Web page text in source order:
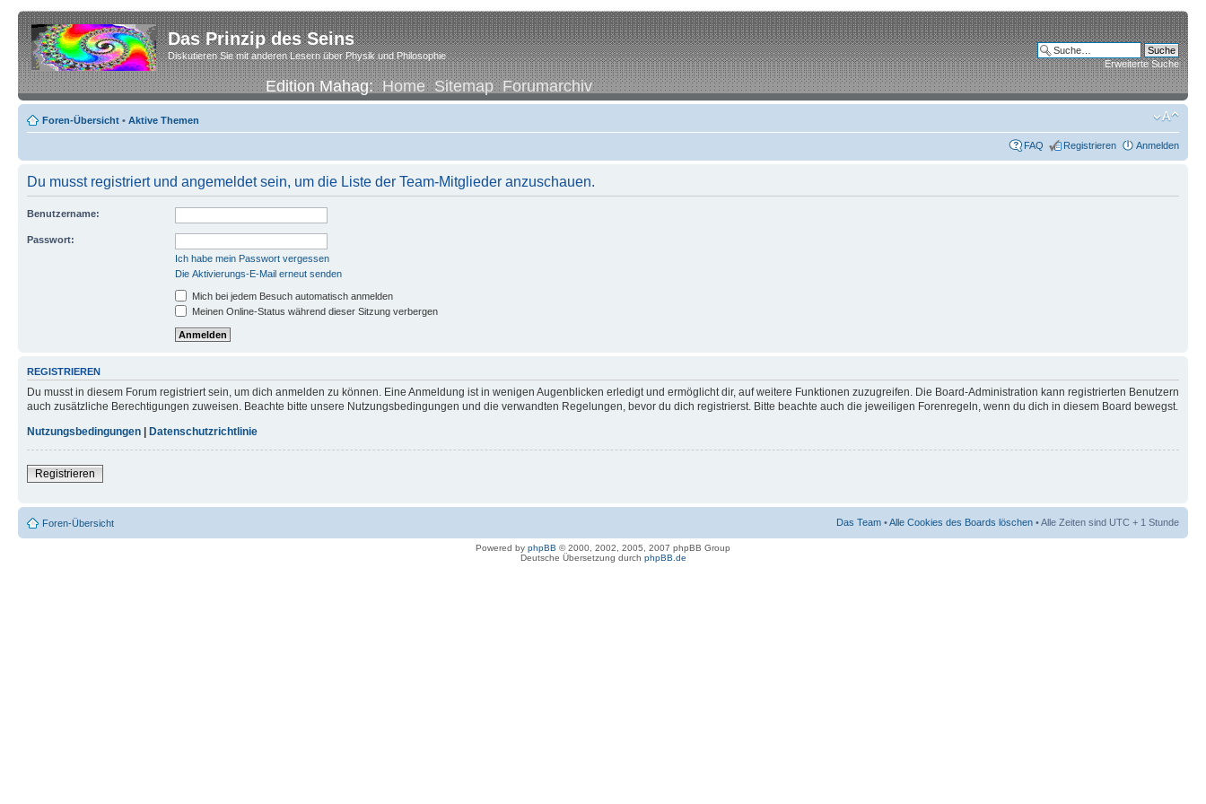
Das Prinzip des Seins
Diskutieren Sie mit anderen Lesern über Physik und Philosophie
Edition Mahag:Home Sitemap Forumarchiv
Erweiterte Suche
Foren-Übersicht • Aktive Themen
FAQ Registrieren Anmelden
Du musst registriert und angemeldet sein, um die Liste der Team-Mitglieder anzuschauen.
Benutzername:
Passwort:
Ich habe mein Passwort vergessen
Die Aktivierungs-E-Mail erneut senden
Mich bei jedem Besuch automatisch anmelden
Meinen Online-Status während dieser Sitzung verbergen
REGISTRIEREN
Du musst in diesem Forum registriert sein, um dich anmelden zu können. Eine Anmeldung ist in wenigen Augenblicken erledigt und ermöglicht dir, auf weitere Funktionen zuzugreifen. Die Board-Administration kann registrierten Benutzern
auch zusätzliche Berechtigungen zuweisen. Beachte bitte unsere Nutzungsbedingungen und die verwandten Regelungen, bevor du dich registrierst. Bitte beachte auch die jeweiligen Forenregeln, wenn du dich in diesem Board bewegst.
Nutzungsbedingungen
Datenschutzrichtlinie
Registrieren
Foren-Übersicht Das Team •Alle Cookies des Boards löschen • Alle Zeiten sind UTC + 1 Stunde
Powered by phpBB © 2000, 2002, 2005, 2007 phpBB Group
Deutsche Übersetzung durch phpBB.de